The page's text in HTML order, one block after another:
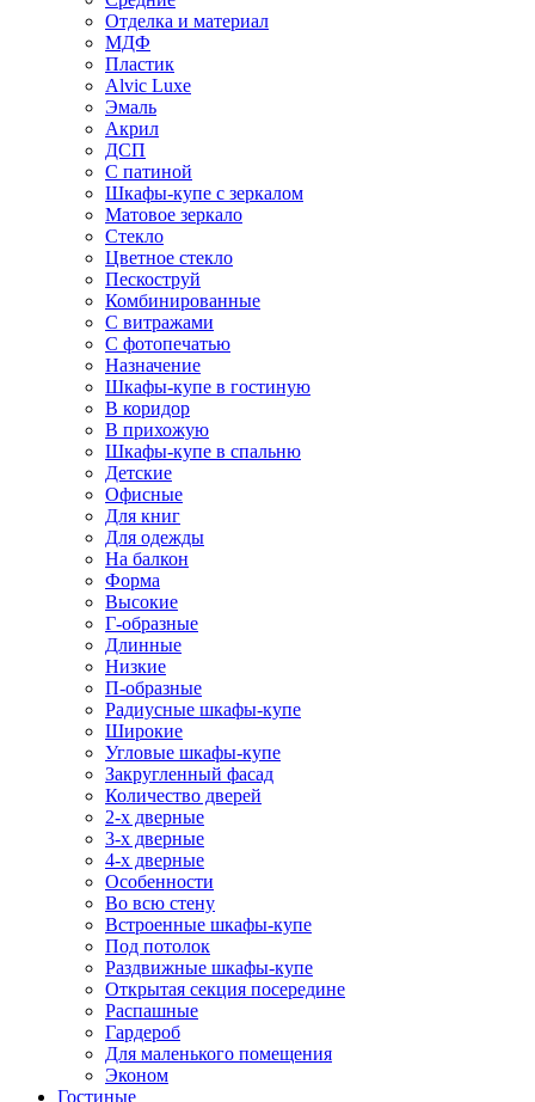
Отделка и материал
МДФ
Пластик
Alvic Luxe
Эмаль
Акрил
ДСП
С патиной
Шкафы-купе с зеркалом
Матовое зеркало
Стекло
Цветное стекло
Пескоструй
Комбинированные
С витражами
С фотопечатью
Назначение
Шкафы-купе в гостиную
В коридор
В прихожую
Шкафы-купе в спальню
Детские
Офисные
Для книг
Для одежды
На балкон
Форма
Высокие
Г-образные
Длинные
Низкие
П-образные
Радиусные шкафы-купе
Широкие
Угловые шкафы-купе
Закругленный фасад
Количество дверей
2-х дверные
3-х дверные
4-х дверные
Особенности
Во всю стену
Встроенные шкафы-купе
Под потолок
Раздвижные шкафы-купе
Открытая секция посередине
Распашные
Гардероб
Для маленького помещения
Эконом
Гостиные